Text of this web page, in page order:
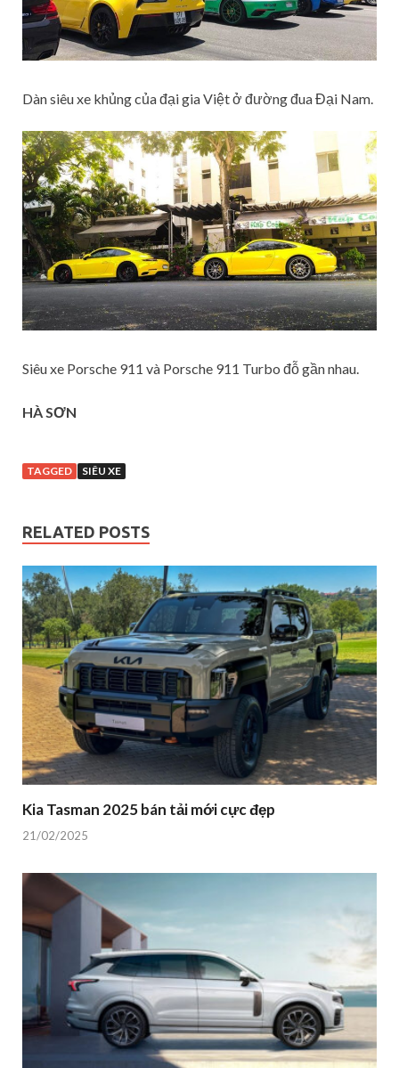
Dàn siêu xe khủng của đại gia Việt ở đường đua Đại Nam.
Siêu xe Porsche 911 và Porsche 911 Turbo đỗ gần nhau.
HÀ SƠN
TAGGED SIÊU XE
RELATED POSTS
Kia Tasman 2025 bán tải mới cực đẹp
21/02/2025